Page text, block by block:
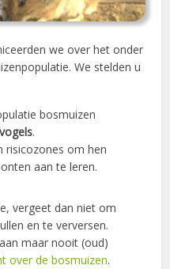
we over het onder
We stelden u
bosmuizen
.
risicozones om hen
aan te leren.
vergeet dan niet om
en te verversen.
maar nooit (oud)
over de bosmuizen.